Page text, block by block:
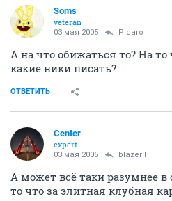
Soms
veteran
03 мая 2005 Picaro
А на что обижаться то? На
какие ники писать?
ОТВЕТИТЬ
Center
expert
03 мая 2005 blazerII
А может всё таки разумнее в
то что за элитная клубная